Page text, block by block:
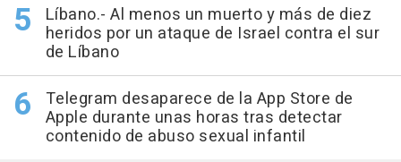
Líbano.- Al menos un muerto y más de diez
heridos por un ataque de Israel contra el sur
de Líbano
Telegram desaparece de la App Store de
Apple durante unas horas tras detectar
contenido de abuso sexual infantil